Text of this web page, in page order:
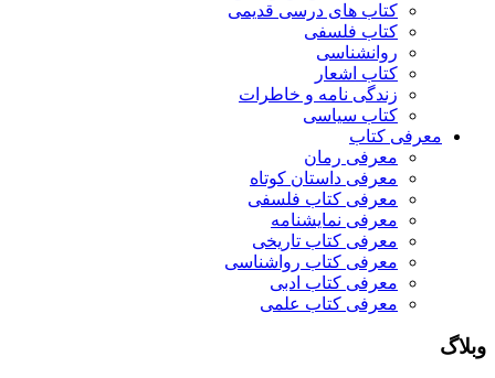
کتاب های درسی قدیمی
کتاب فلسفی
روانشناسی
کتاب اشعار
زندگی نامه و خاطرات
کتاب سیاسی
معرفی کتاب
معرفی رمان
معرفی داستان کوتاه
معرفی کتاب فلسفی
معرفی نمایشنامه
معرفی کتاب تاریخی
معرفی کتاب رواشناسی
معرفی کتاب ادبی
معرفی کتاب علمی
وبلاگ